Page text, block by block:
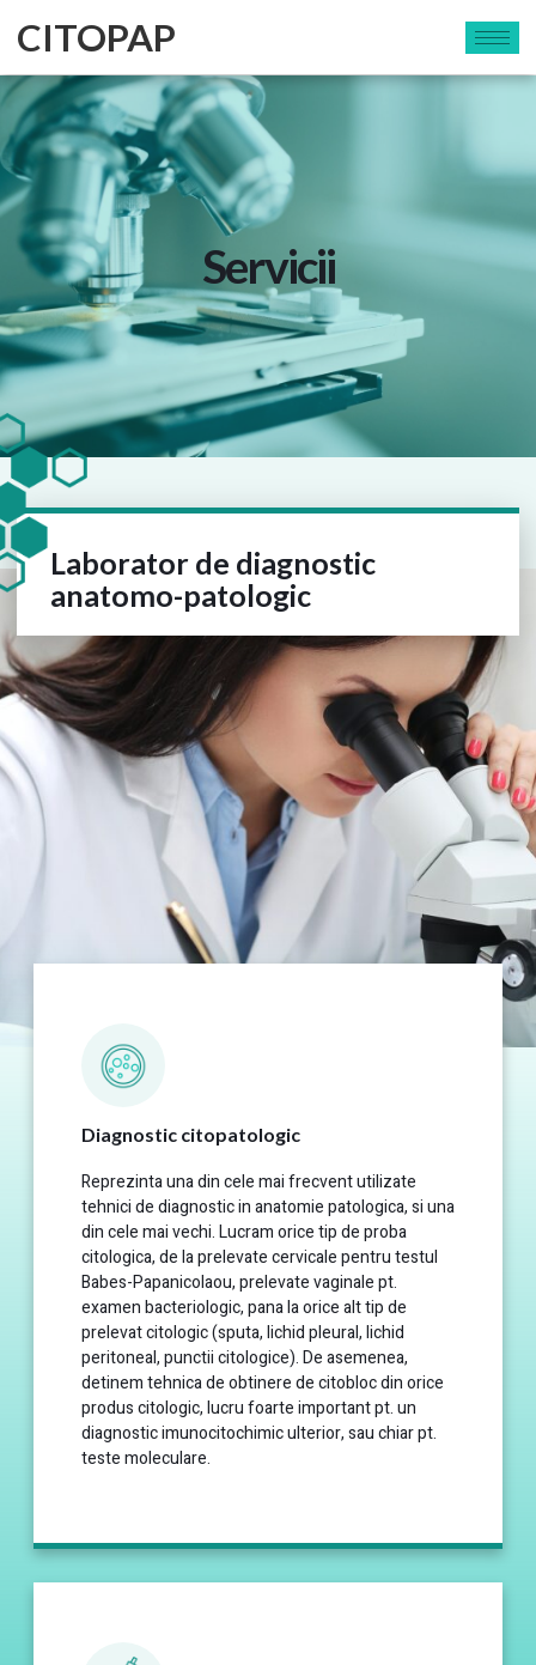
CITOPAP
Servicii
Laborator de diagnostic
anatomo-patologic
Diagnostic citopatologic
Reprezinta una din cele mai frecvent utilizate
tehnici de diagnostic in anatomie patologica, si una
din cele mai vechi. Lucram orice tip de proba
citologica, de la prelevate cervicale pentru testul
Babes-Papanicolaou, prelevate vaginale pt.
examen bacteriologic, pana la orice alt tip de
prelevat citologic (sputa, lichid pleural, lichid
peritoneal, punctii citologice). De asemenea,
detinem tehnica de obtinere de citobloc din orice
produs citologic, lucru foarte important pt. un
diagnostic imunocitochimic ulterior, sau chiar pt.
teste moleculare.